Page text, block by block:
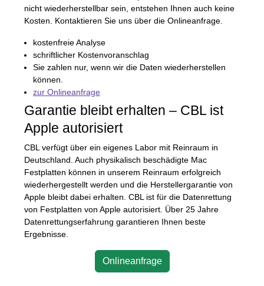
nicht wiederherstellbar sein, entstehen Ihnen auch keine
Kosten. Kontaktieren Sie uns über die Onlineanfrage.
kostenfreie Analyse
schriftlicher Kostenvoranschlag
Sie zahlen nur, wenn wir die Daten wiederherstellen
können.
zur Onlineanfrage
Garantie bleibt erhalten – CBL ist
Apple autorisiert
CBL verfügt über ein eigenes Labor mit Reinraum in
Deutschland. Auch physikalisch beschädigte Mac
Festplatten können in unserem Reinraum erfolgreich
wiederhergestellt werden und die Herstellergarantie von
Apple bleibt dabei erhalten. CBL ist für die Datenrettung
von Festplatten von Apple autorisiert. Über 25 Jahre
Datenrettungserfahrung garantieren Ihnen beste
Ergebnisse.
Onlineanfrage